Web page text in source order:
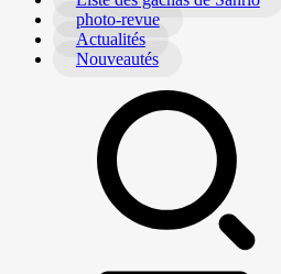
photo-revue
Actualités
Nouveautés